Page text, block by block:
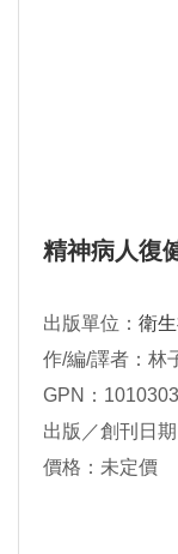
精神病人復
出版單位： 衛
作/編/譯者：林
GPN：
出版／創刊日
價格：未定價